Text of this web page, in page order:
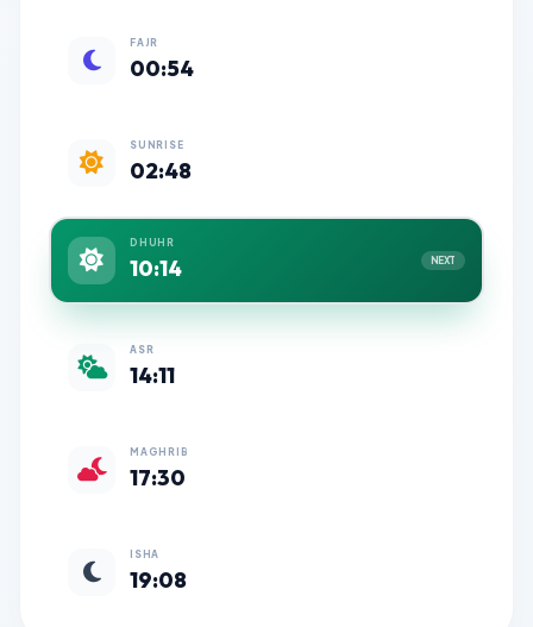
FAJR
00:54
SUNRISE
02:48
DHUHR
10:14 NEXT
ASR
14:11
MAGHRIB
17:30
ISHA
19:08